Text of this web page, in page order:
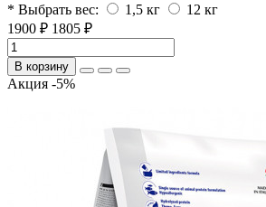
* Выбрать вес:
1,5 кг
12 кг
1900 ₽ 1805 ₽
В корзину
Акция -5%